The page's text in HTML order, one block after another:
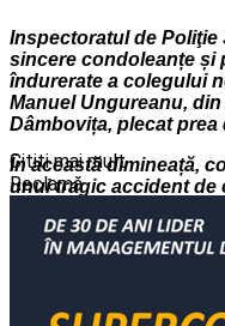
Inspectoratul de Poliţie
sincere condoleanțe și
îndurerate a colegului
Manuel Ungureanu,
Dâmbovița, plecat prea
În această dimineață,
unui tragic accident de
Reclama
Cititi mai mult
Reclamă